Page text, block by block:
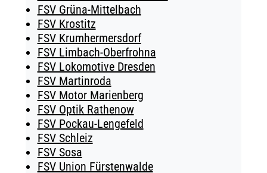
FSV Grüna-Mittelbach
FSV Krostitz
FSV Krumhermersdorf
FSV Limbach-Oberfrohna
FSV Lokomotive Dresden
FSV Martinroda
FSV Motor Marienberg
FSV Optik Rathenow
FSV Pockau-Lengefeld
FSV Schleiz
FSV Sosa
FSV Union Fürstenwalde